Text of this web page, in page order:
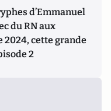
d’Emmanuel
du RN aux
2024, cette grande
2